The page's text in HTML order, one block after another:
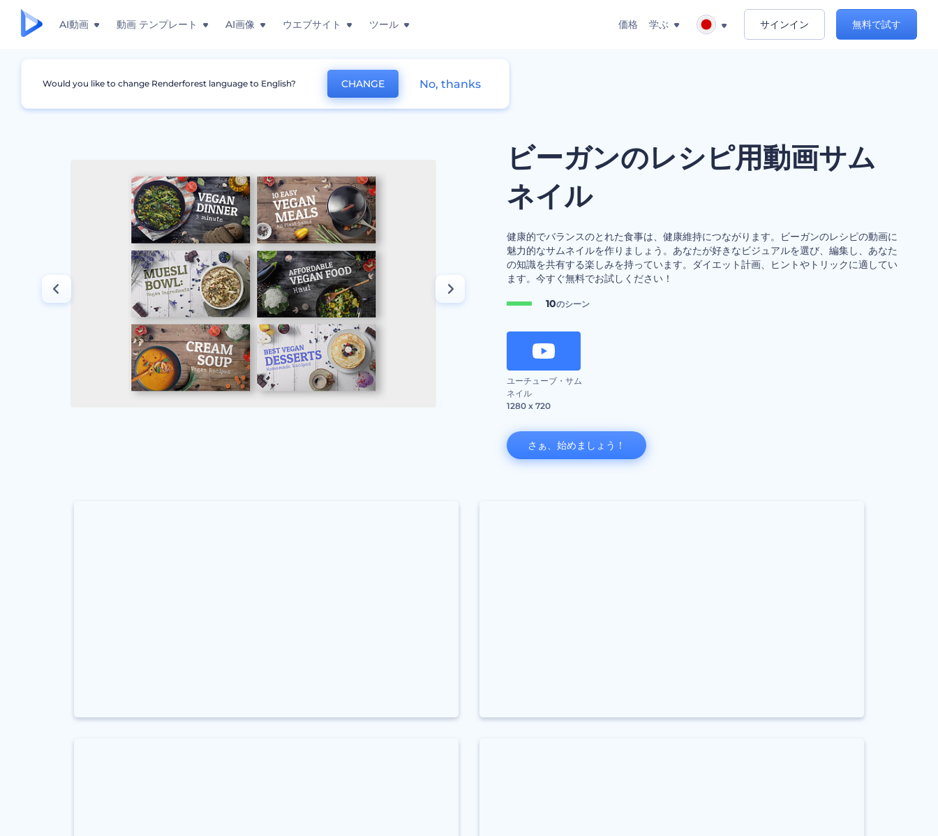
AI動画 動画 テンプレート AI画像 ウエブサイト ツール 価格 学ぶ サインイン 無料で試す
グラフィック ユーチューブサムネイル ビーガンのレシピ用動画サムネイル
ビーガンのレシピ用動画サム
ネイル
健康的でバランスのとれた食事は、健康維持につながります。ビーガンのレシピの動画に
魅力的なサムネイルを作りましょう。あなたが好きなビジュアルを選び、編集し、あなた
の知識を共有する楽しみを持っています。ダイエット計画、ヒントやトリックに適してい
ます。今すぐ無料でお試しください！
10のシーン
ユーチューブ・サム
ネイル
1280 x 720
さぁ、始めましょう！
Would you like to change Renderforest language to English? CHANGE No, thanks